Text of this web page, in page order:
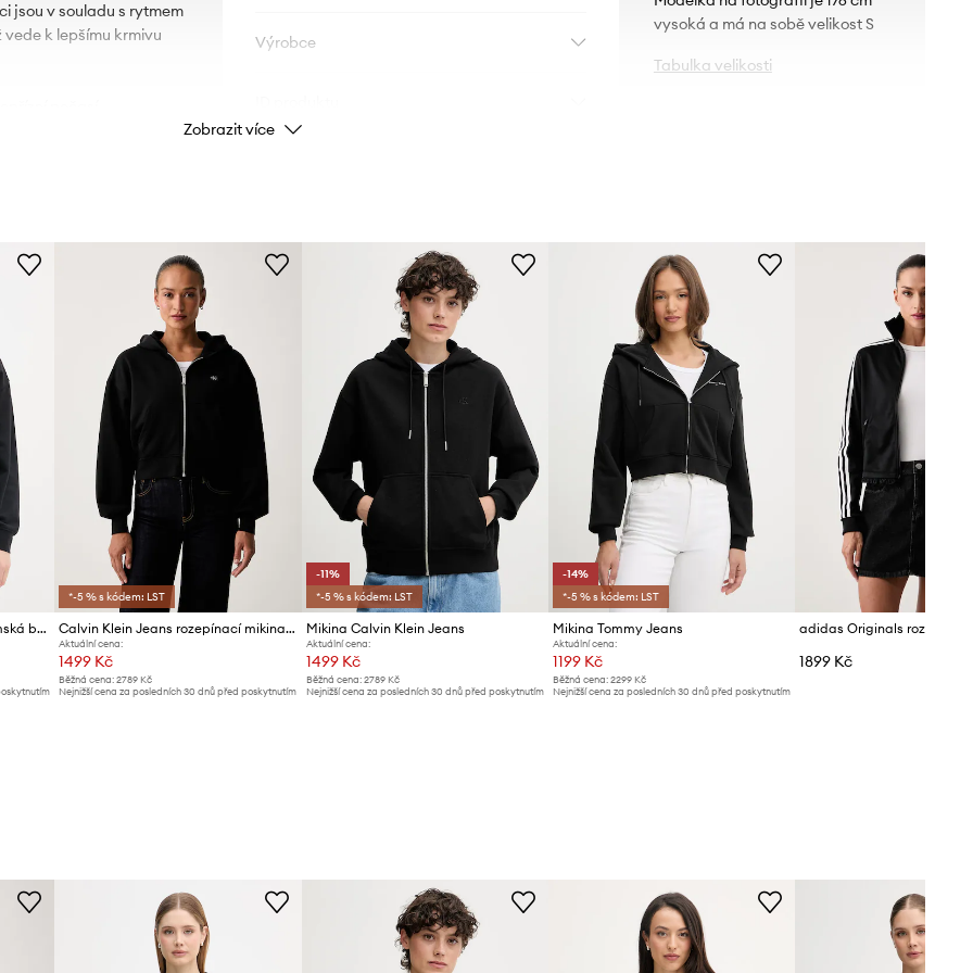
jsou v souladu s rytmem
k lepšímu krmivu
Výrobce
vysoká a má na sobě velikost S
Tabulka velikosti
Zobrazit více
Calvin Klein Jeans mikina dámská bavlněná
*-5 % s kódem: LST
Calvin Klein Jeans rozepínací mikina s kapucí dámská bavlněná
Aktuální cena:
1499 Kč
Běžná cena: 2789 Kč
Nejnižší cena za posledních 30 dnů před poskytnutím
-11%
*-5 % s kódem: LST
Mikina Calvin Klein Jeans
Aktuální cena:
1499 Kč
Běžná cena: 2789 Kč
Nejnižší cena za posledních 30 dnů před poskytnutím
-14%
*-5 % s kódem: LST
Mikina Tommy Jeans
Aktuální cena:
1199 Kč
Běžná cena:2299 Kč
Nejnižší cena za posledních 30 dnů před poskytnutím
1899 Kč